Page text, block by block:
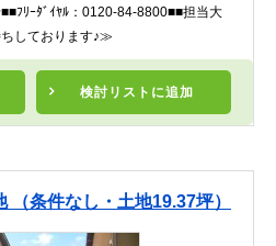
検討リスト に追加
ﾌﾘｰﾀﾞｲﾔﾙ：0120-84-8800■■担当大
しております♪≫
（条件なし・土地19.37坪）